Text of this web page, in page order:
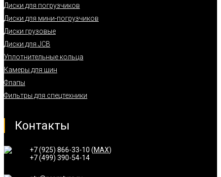
Диски для погрузчиков
Диски для мини-погрузчиков
Диски грузовые
Диски для JCB
Уплотнительные кольца
Камеры для шин
Флапы
Фильтры для спецтехники
Контакты
+7 (925) 866-33-10 (MAX)
+7 (499) 390-54-14